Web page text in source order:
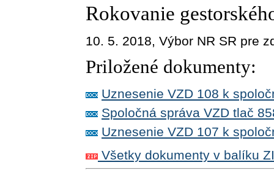
Rokovanie
10. 5. 2018, Výbor NR SR pre
Priložené dokumenty:
Uznesenie VZD 108 k
Spoločná správa VZD tlač
Uznesenie VZD 107 k
Všetky dokumenty v balíku